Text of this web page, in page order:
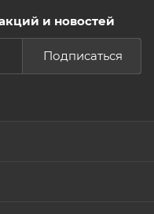
и новостей
Подписаться